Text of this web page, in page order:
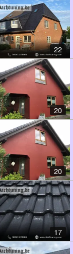
22
20
20
17